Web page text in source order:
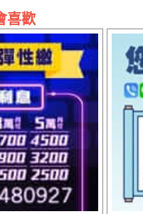
喜歡